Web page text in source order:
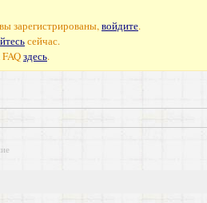
зарегистрированы,войдите.
сейчас.
здесь.